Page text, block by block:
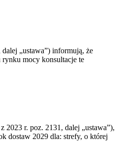
„ustawa”) informują, że
mocy konsultacje te
2023 r. poz. 2131, dalej „ustawa”),
dostaw 2029 dla: strefy, o której